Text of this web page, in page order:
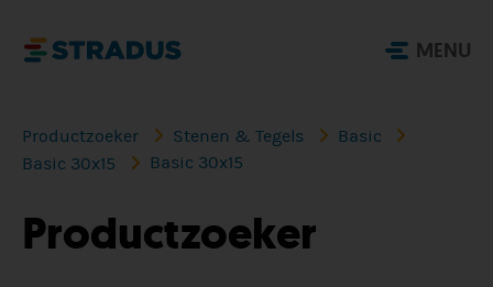
MENU
Productzoeker Stenen & Tegels
Basic
Basic 30x15
Basic 30x15
Productzoeker